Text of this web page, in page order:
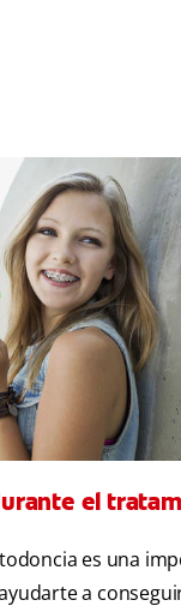
el
es una
a